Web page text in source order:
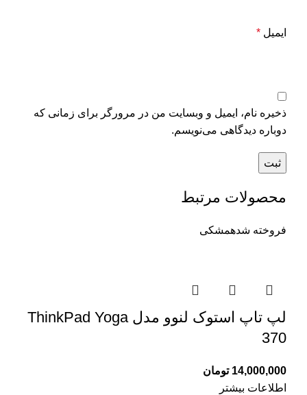
ایمیل *
ذخیره نام، ایمیل و وبسایت من در مرورگر برای زمانی که
دوباره دیدگاهی می‌نویسم.
محصولات مرتبط
فروخته شدهمشکی
لپ تاپ استوک لنوو مدل ThinkPad Yoga
370
14,000,000 تومان
اطلاعات بیشتر